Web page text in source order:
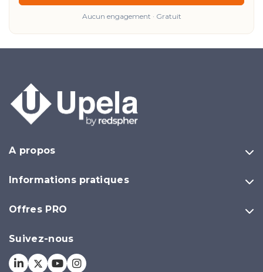
Aucun engagement · Gratuit
A propos
Informations pratiques
Offres PRO
Suivez-nous